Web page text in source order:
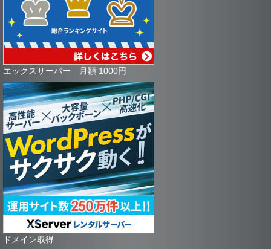
エックスサーバー 月額 1000円
ドメイン取得